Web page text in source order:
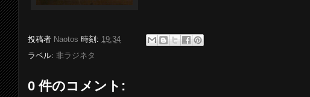
投稿者 Naotos 時刻: 19:34
ラベル: 非ラジネタ
0 件のコメント: